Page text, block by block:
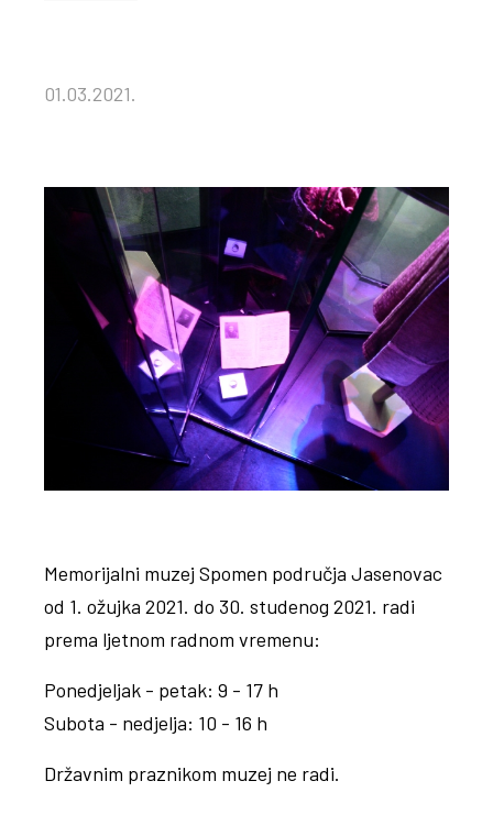
01.03.2021.
Memorijalni muzej Spomen područja Jasenovac
od 1. ožujka 2021. do 30. studenog 2021. radi
prema ljetnom radnom vremenu:
Ponedjeljak - petak: 9 - 17 h
Subota - nedjelja: 10 - 16 h
Državnim praznikom muzej ne radi.